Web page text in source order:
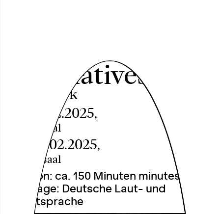
Are Real
Alternatives
Anna Kpok
Fri, 07.02.2025,
Theatersaal
Sat, 08.02.2025,
Theatersaal
Duration: ca. 150 Minuten minutes
Language: Deutsche Laut- und
Schriftsprache